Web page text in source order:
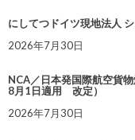
にしてつドイツ現地法人
2026年7月30日
NCA／日本発国際航空貨
8月1日適用 改定）
2026年7月30日